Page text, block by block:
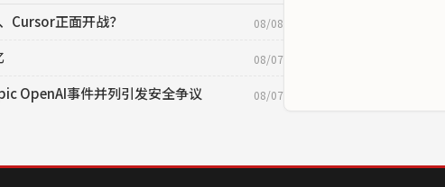
Cursor正面开战？ 08/08
08/07
OpenAI事件并列引发安全争议 08/07